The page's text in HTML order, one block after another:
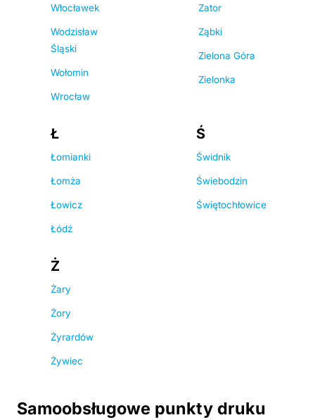
Włocławek
Wodzisław
Śląski
Wołomin
Wrocław
Zator
Ząbki
Zielona Góra
Zielonka
Ł
Łomianki
Łomża
Łowicz
Łódź
Ś
Świdnik
Świebodzin
Świętochłowice
Ż
Żary
Żory
Żyrardów
Żywiec
Samoobsługowe punkty druku